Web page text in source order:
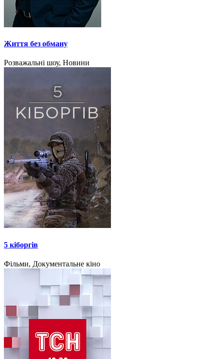
Життя без обману
Розважальні шоу, Новини
5 кіборгів
Фільми, Документальне кіно